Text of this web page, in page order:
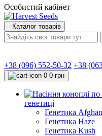
Особистий кабінет
Каталог товарів
+38 (096) 552-50-32 +38
0 0 грн
генетиці
Генетика
Генетика Haze
Генетика Kush